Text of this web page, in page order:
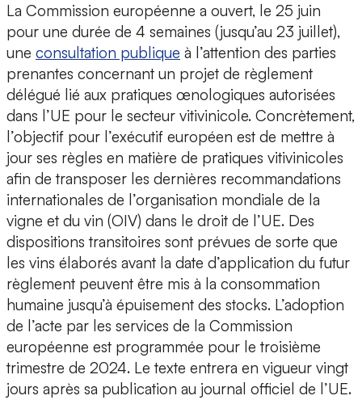
La Commission européenne a ouvert, le 25 juin
pour une durée de 4 semaines (jusqu’au 23 juillet),
une consultation publique à l’attention des parties
prenantes concernant un projet de règlement
délégué lié aux pratiques œnologiques autorisées
dans l’UE pour le secteur vitivinicole. Concrètement,
l’objectif pour l’exécutif européen est de mettre à
jour ses règles en matière de pratiques vitivinicoles
afin de transposer les dernières recommandations
internationales de l’organisation mondiale de la
vigne et du vin (OIV) dans le droit de l’UE. Des
dispositions transitoires sont prévues de sorte que
les vins élaborés avant la date d’application du futur
règlement peuvent être mis à la consommation
humaine jusqu’à épuisement des stocks. L’adoption
de l’acte par les services de la Commission
européenne est programmée pour le troisième
trimestre de 2024. Le texte entrera en vigueur vingt
jours après sa publication au journal officiel de l’UE.